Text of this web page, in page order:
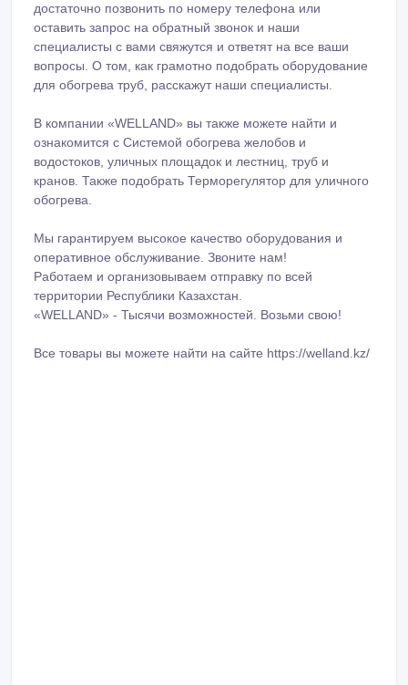
достаточно позвонить по номеру телефона или
оставить запрос на обратный звонок и наши
специалисты с вами свяжутся и ответят на все ваши
вопросы. О том, как грамотно подобрать оборудование
для обогрева труб, расскажут наши специалисты.
В компании «WELLAND» вы также можете найти и
ознакомится с Системой обогрева желобов и
водостоков, уличных площадок и лестниц, труб и
кранов. Также подобрать Терморегулятор для уличного
обогрева.
Мы гарантируем высокое качество оборудования и
оперативное обслуживание. Звоните нам!
Работаем и организовываем отправку по всей
территории Республики Казахстан.
«WELLAND» - Тысячи возможностей. Возьми свою!
Все товары вы можете найти на сайте https://welland.kz/